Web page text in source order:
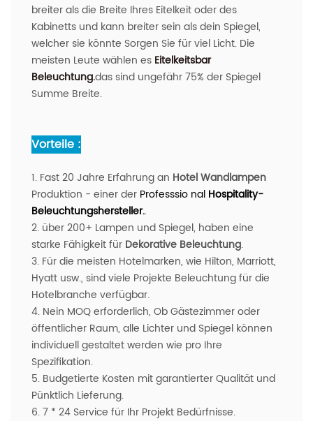
breiter als die Breite Ihres Eitelkeit oder des
Kabinetts und kann breiter sein als dein Spiegel,
welcher sie könnte Sorgen Sie für viel Licht. Die
meisten Leute wählen es Eitelkeitsbar
Beleuchtung.das sind ungefähr 75% der Spiegel
Summe Breite.
Vorteile :
1. Fast 20 Jahre Erfahrung an Hotel Wandlampen
Produktion - einer der Professsio nal Hospitality-
Beleuchtungshersteller..
2. über 200+ Lampen und Spiegel, haben eine
starke Fähigkeit für Dekorative Beleuchtung.
3. Für die meisten Hotelmarken, wie Hilton, Marriott,
Hyatt usw., sind viele Projekte Beleuchtung für die
Hotelbranche verfügbar.
4. Nein MOQ erforderlich, Ob Gästezimmer oder
öffentlicher Raum, alle Lichter und Spiegel können
individuell gestaltet werden wie pro Ihre
Spezifikation.
5. Budgetierte Kosten mit garantierter Qualität und
Pünktlich Lieferung.
6. 7 * 24 Service für Ihr Projekt Bedürfnisse.